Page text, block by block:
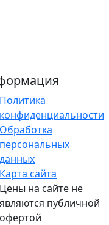
Политика
конфиденциальности
Обработка
персональных
данных
Карта сайта
Цены на сайте не
являются публичной
офертой